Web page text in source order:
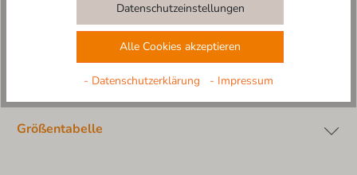
Größentabelle
Datenschutzeinstellungen
Alle Cookies akzeptieren
- Datenschutzerklärung - Impressum